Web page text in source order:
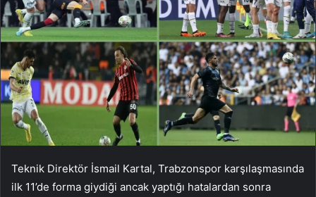
Teknik Direktör İsmail Kartal, Trabzonspor karşılaşmasında
ilk 11’de forma giydiği ancak yaptığı hatalardan sonra